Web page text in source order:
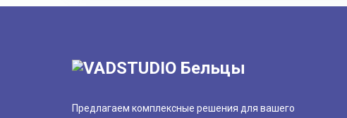
Предлагаем комплексные решения для вашего